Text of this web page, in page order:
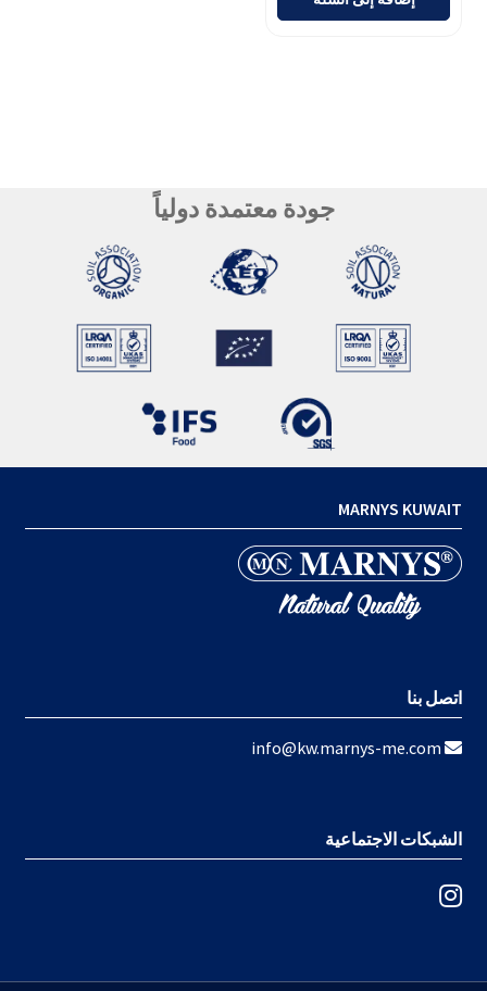
جودة معتمدة دولياً
MARNYS KUWAIT
اتصل بنا
info@kw.marnys-me.com
الشبكات الاجتماعية